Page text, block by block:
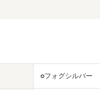
●フォグシルバー